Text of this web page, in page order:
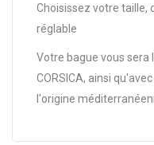
Choisissez votre taille,
réglable
Votre bague vous sera
CORSICA, ainsi
l'origine